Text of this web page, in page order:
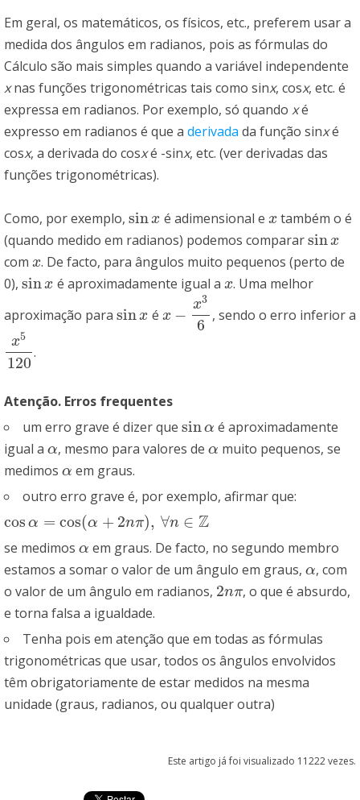
Em geral, os matemáticos, os físicos, etc., preferem usar a
medida dos ângulos em radianos, pois as fórmulas do
Cálculo são mais simples quando a variável independente
xnas funções trigonométricas tais como sinx, cosx, etc. é
expressa em radianos. Por exemplo, só quando xé
expresso em radianos é que a derivada da função sinxé
cosx, a derivada do cosxé -sinx, etc. (ver derivadas das
funções trigonométricas).
Como, por exemplo, sinx
sinx é adimensional e x
xtambém o é
(quando medido em radianos) podemos compararsinx
sinx
com x
x. De facto, para ângulos muito pequenos (perto de
0), sinx
sinx é aproximadamente igual a x
x. Uma melhor
aproximação para sinx
sinx é x −
x3
6
x−x3 6 , sendo o erro inferior a
x5
120
x5120.
Atenção. Erros frequentes
um erro grave é dizer que sinα
sinα
é aproximadamente
igual a α
α , mesmo para valores de α
α muito pequenos, se
medimos α
α em graus.
outro erro grave é, por exemplo, afirmar que:
cos α = cos(α + 2nπ), ∀n ∈ Z
cosα= cos (α+2nπ ),∀ n∈Z
se medimos α
α em graus. De facto, no segundo membro
estamos a somar o valor de um ângulo em graus, α
α , com
o valor de um ângulo em radianos, 2nπ
2nπ, o que é absurdo,
e torna falsa a igualdade.
Tenha pois em atenção que em todas as fórmulas
trigonométricas que usar, todos os ângulos envolvidos
têm obrigatoriamente de estar medidos na mesma
unidade (graus, radianos, ou qualquer outra)
Este artigo já foi visualizado 11222 vezes.